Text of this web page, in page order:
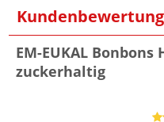
EM-EUKAL
zuckerhaltig